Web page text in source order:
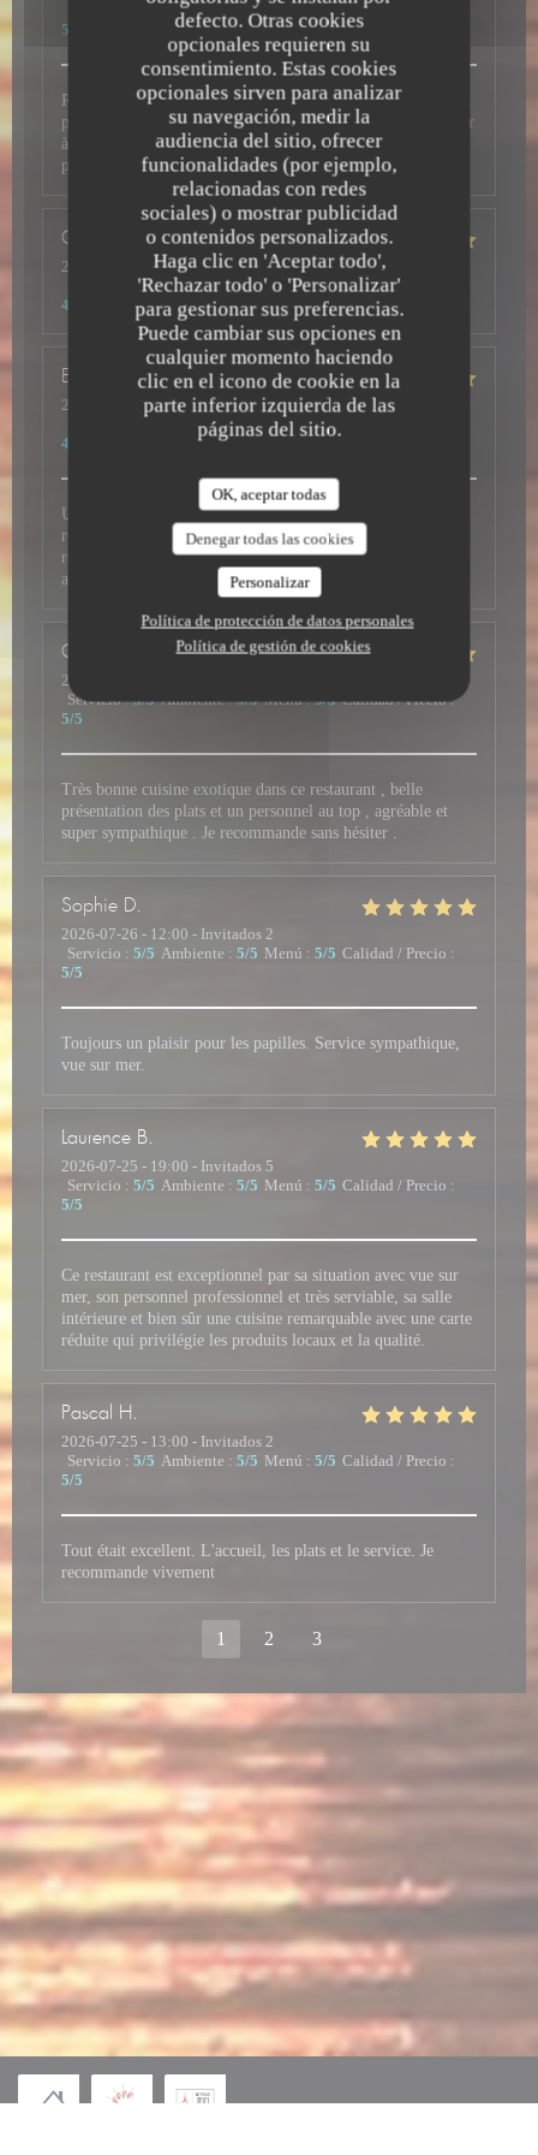
defecto. Otras cookies
opcionales requieren su
consentimiento. Estas cookies
opcionales sirven para analizar
su navegación, medir la
audiencia del sitio, ofrecer
funcionalidades (por ejemplo,
relacionadas con redes
sociales) o mostrar publicidad
o contenidos personalizados.
Haga clic en 'Aceptar todo',
'Rechazar todo' o 'Personalizar'
para gestionar sus preferencias.
Puede cambiar sus opciones en
cualquier momento haciendo
clic en el icono de cookie en la
parte inferior izquierda de las
páginas del sitio.
OK, aceptar todas
Denegar todas las cookies
Personalizar
Política de protección de datos personales
Política de gestión de cookies
Ambiente /5 Menú /5 Calidad / Precio
5
Restaurant au top avec une carte de qualité, des serveurs aux
petits soins et un très bon rapport qualité prix. Ne pas hésiter
à s'y arrêter pour faire découvrir ces belles saveurs à vos
papilles.
Cior
2026-07-31
- 12:30 - Invitados 2
5/5 Ambiente : 5/5 Menú: 5/5 Calidad / Precio
4
Bruno
2026-07-28
- 19:00 - Invitados 2
Ambiente: 5/5 Menú: 5/5
4
Un accueil avec le sourire et une belle disponibilité. Nous
recommandons ce restaurant, qui nous avait déjà été
recommandé, où le goût, la qualité des mets et du service,
ainsi que la vue vous font passer un excellent moment.
Christian
2026-07-26
Servicio: 5/5 Ambiente: 5/5 Menú: 5/5 Calidad / Precio:
5/5
Très bonne cuisine exotique dans ce restaurant , belle
présentation des plats et un personnel au top , agréable et
super sympathique . Je recommande sans hésiter .
Sophie D
2026-07-26 - 12:00 - Invitados 2
Servicio : 5/5 Ambiente : 5/5 Menú : 5/5 Calidad / Precio :
5/5
Toujours un plaisir pour les papilles. Service sympathique,
vue sur mer.
Laurence B
2026-07-25 - 19:00 - Invitados 5
Servicio : 5/5 Ambiente : 5/5 Menú : 5/5 Calidad / Precio :
5/5
Ce restaurant est exceptionnel par sa situation avec vue sur
mer, son personnel professionnel et très serviable, sa salle
intérieure et bien sûr une cuisine remarquable avec une carte
réduite qui privilégie les produits locaux et la qualité.
Pascal H
2026-07-25 - 13:00 - Invitados 2
Servicio : 5/5 Ambiente : 5/5 Menú : 5/5 Calidad / Precio :
5/5
Tout était excellent. L'accueil, les plats et le service. Je
recommande vivement
1 2 3